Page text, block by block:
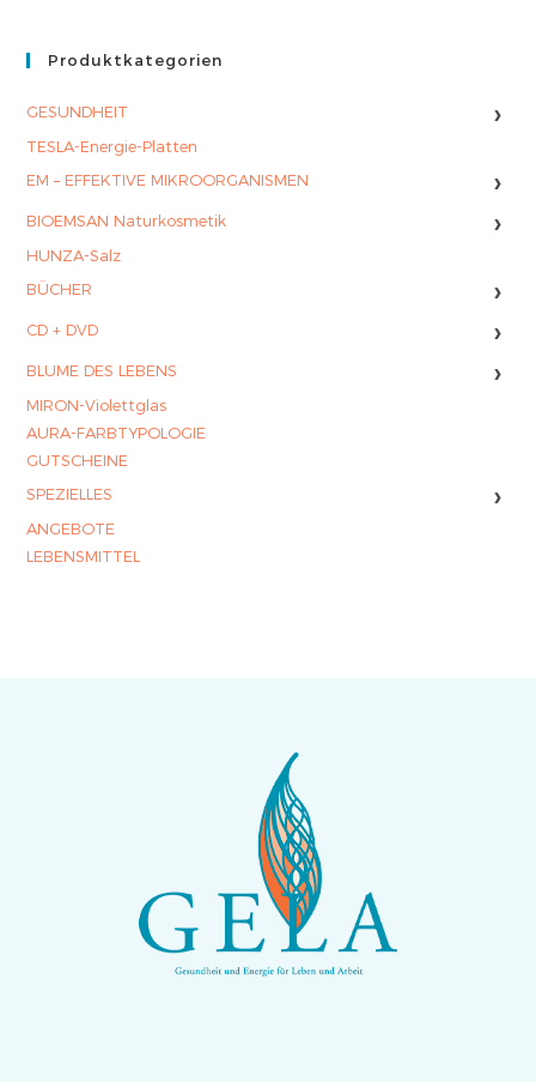
Produktkategorien
GESUNDHEIT ›
TESLA-Energie-Platten
EM – EFFEKTIVE MIKROORGANISMEN
›
BIOEMSAN Naturkosmetik ›
HUNZA-Salz
BÜCHER
›
CD + DVD ›
BLUME DES LEBENS ›
MIRON-Violettglas
AURA-FARBTYPOLOGIE
GUTSCHEINE
SPEZIELLES
›
ANGEBOTE
LEBENSMITTEL